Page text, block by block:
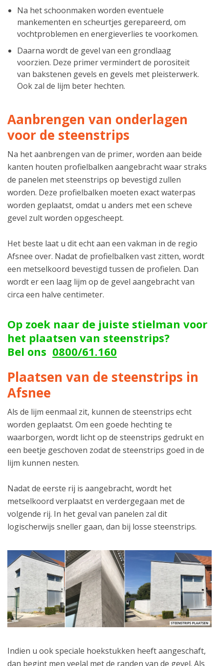
Na het schoonmaken worden eventuele
mankementen en scheurtjes gerepareerd, om
vochtproblemen en energieverlies te voorkomen.
Daarna wordt de gevel van een grondlaag
voorzien. Deze primer vermindert de porositeit
van bakstenen gevels en gevels met pleisterwerk.
Ook zal de lijm beter hechten.
Aanbrengen van onderlagen
voor de steenstrips
Na het aanbrengen van de primer, worden aan beide
kanten houten profielbalken aangebracht waar straks
de panelen met steenstrips op bevestigd zullen
worden. Deze profielbalken moeten exact waterpas
worden geplaatst, omdat u anders met een scheve
gevel zult worden opgescheept.
Het beste laat u dit echt aan een vakman in de regio
Afsnee over. Nadat de profielbalken vast zitten, wordt
een metselkoord bevestigd tussen de profielen. Dan
wordt er een laag lijm op de gevel aangebracht van
circa een halve centimeter.
Op zoek naar de juiste stielman voor
het plaatsen van steenstrips?
Bel ons 0800/61.160
Plaatsen van de steenstrips in
Afsnee
Als de lijm eenmaal zit, kunnen de steenstrips echt
worden geplaatst. Om een goede hechting te
waarborgen, wordt licht op de steenstrips gedrukt en
een beetje geschoven zodat de steenstrips goed in de
lijm kunnen nesten.
Nadat de eerste rij is aangebracht, wordt het
metselkoord verplaatst en verdergegaan met de
volgende rij. In het geval van panelen zal dit
logischerwijs sneller gaan, dan bij losse steenstrips.
Indien u ook speciale hoekstukken heeft aangeschaft,
dan begint men veelal met de randen van de gevel. Als